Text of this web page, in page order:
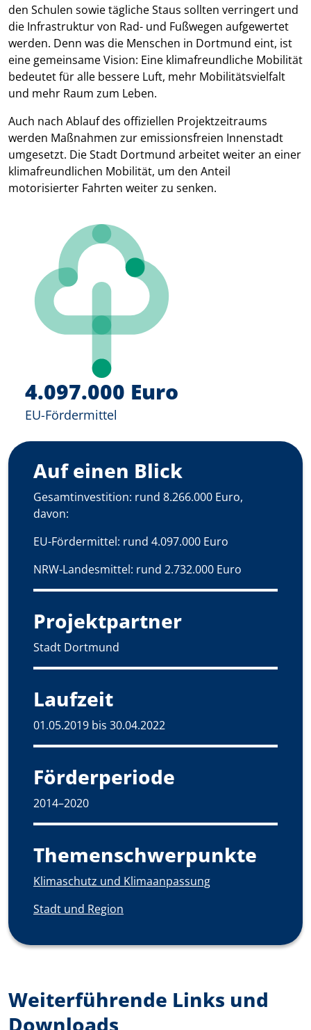
den Schulen sowie tägliche Staus sollten verringert und
die Infrastruktur von Rad- und Fußwegen aufgewertet
werden. Denn was die Menschen in Dortmund eint, ist
eine gemeinsame Vision: Eine klimafreundliche Mobilität
bedeutet für alle bessere Luft, mehr Mobilitätsvielfalt
und mehr Raum zum Leben.
Auch nach Ablauf des offiziellen Projektzeitraums
werden Maßnahmen zur emissionsfreien Innenstadt
umgesetzt. Die Stadt Dortmund arbeitet weiter an einer
klimafreundlichen Mobilität, um den Anteil
motorisierter Fahrten weiter zu senken.
4.097.000 Euro
EU-Fördermittel
Auf einen Blick
Gesamtinvestition: rund 8.266.000 Euro,
davon:
EU-Fördermittel: rund 4.097.000 Euro
NRW-Landesmittel: rund 2.732.000 Euro
Projektpartner
Stadt Dortmund
Laufzeit
01.05.2019 bis 30.04.2022
Förderperiode
2014–2020
Themenschwerpunkte
Klimaschutz und Klimaanpassung
Stadt und Region
Weiterführende Links und
Downloads